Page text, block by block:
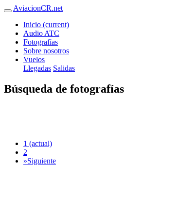
AviacionCR.net
Inicio (current)
Audio ATC
Fotografías
Sobre nosotros
Vuelos
Llegadas Salidas
Búsqueda de fotografías
1 (actual)
2
»Siguiente